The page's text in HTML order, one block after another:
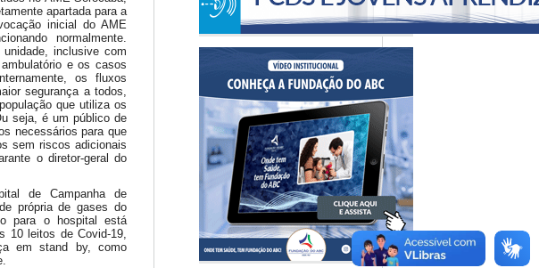
apartada para a
inicial do AME
normalmente.
inclusive com
e os casos
os fluxos
segurança a todos,
que utiliza os
seja, é um público de
necessários para que
sem riscos adicionais
o diretor-geral do
de Campanha de
própria de gases do
para o hospital está
10 leitos de Covid-19,
em stand by, como